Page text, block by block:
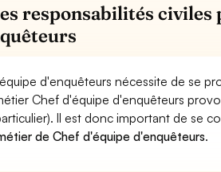
responsabilités
d'enquêteurs nécessite de se
Chef d'équipe d'enquêteurs
Il est donc important de se
de Chef d'équipe d'enquêteurs.